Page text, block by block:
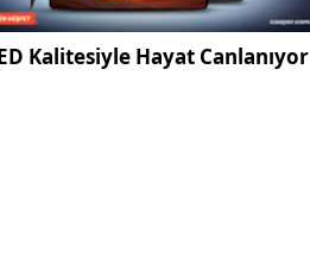
Kalitesiyle Hayat Canlanıyor